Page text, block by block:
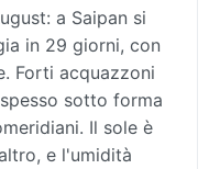
a Saipan si
in 29 giorni, con
Forti acquazzoni
sotto forma
Il sole è
e l'umidità